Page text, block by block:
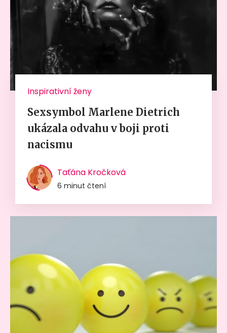
Inspirativní ženy
Sexsymbol Marlene Dietrich
ukázala odvahu v boji proti
nacismu
Taťána Kročková
6 minut čtení